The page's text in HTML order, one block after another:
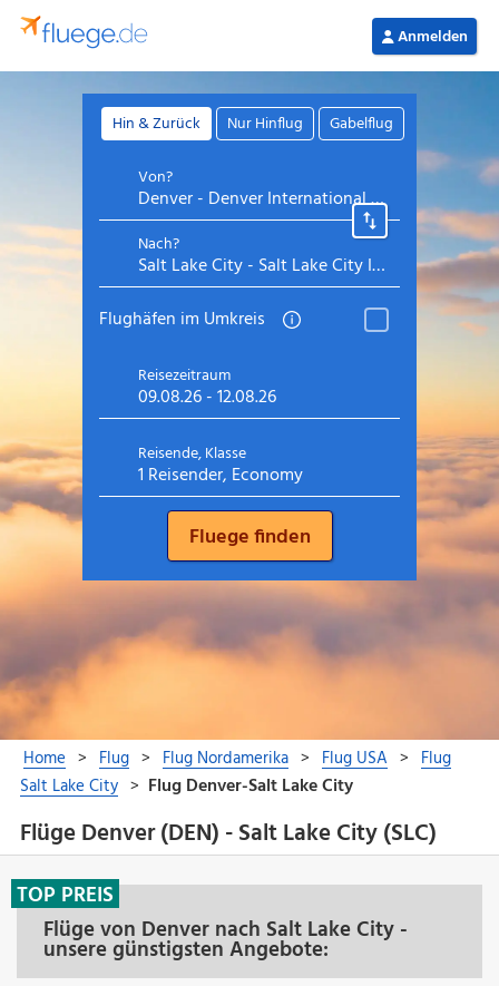
Flüge Denver (DEN) - Salt Lake City (SLC)
Flüge von Denver nach Salt Lake City -
unsere günstigsten Angebote:
TOP PREIS